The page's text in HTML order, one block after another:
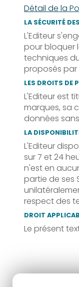
Détail de la
LA SÉCURITÉ
L'Editeur
pour bloquer
techniques
proposés par
LES DROITS DE
L'Editeur est
marques, sa
données
LA
L'Editeur
sur 7 et 24
n'est en
partie de ses
respect des
DROIT
Le présent